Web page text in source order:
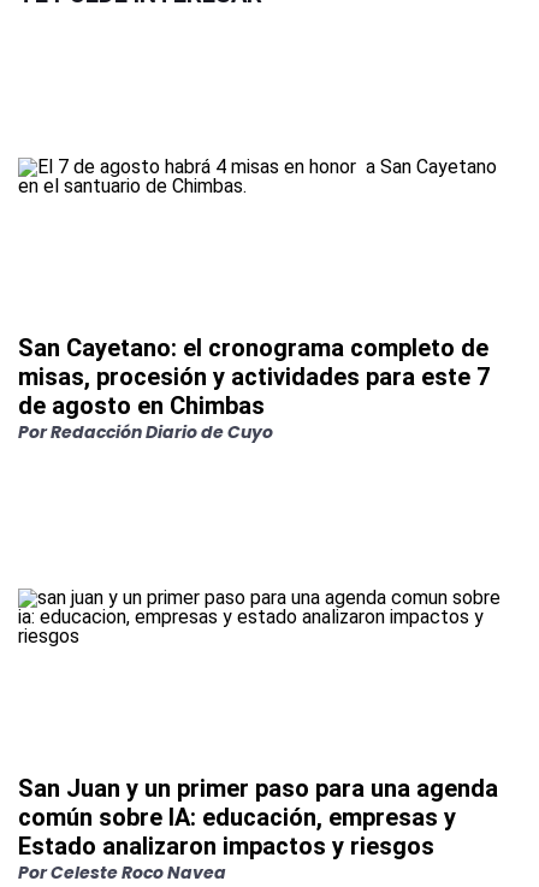
San Cayetano: el cronograma completo de
misas, procesión y actividades para este 7
de agosto en Chimbas
PorRedacción Diario de Cuyo
San Juan y un primer paso para una agenda
común sobre IA: educación, empresas y
Estado analizaron impactos y riesgos
PorCeleste Roco Navea